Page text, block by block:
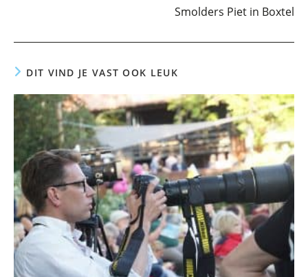
Smolders Piet in Boxtel
DIT VIND JE VAST OOK LEUK